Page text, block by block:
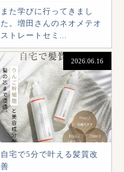
また学びに行ってきまし
た。増田さんのネオメテオ
ストレートセミ...
2026.06.16
自宅で5分で叶える髪質改
善